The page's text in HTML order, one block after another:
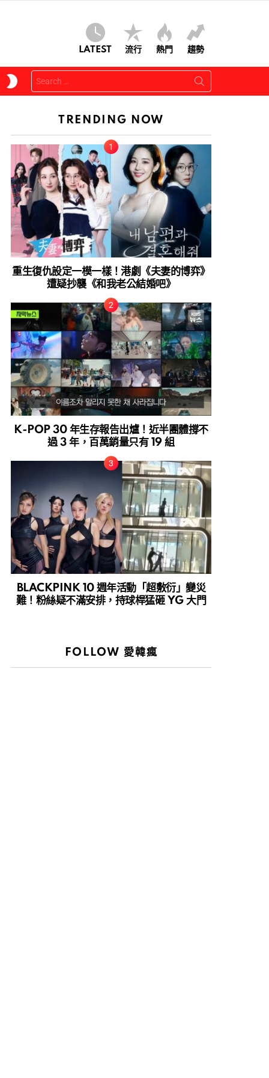
LATEST 流行 熱門 趨勢
SKIN
Search
for:
TRENDING NOW
重生復仇設定一模一樣！港劇《夫妻的博弈》
遭疑抄襲《和我老公結婚吧》
K-POP 30 年生存報告出爐！近半團體撐不
過 3 年，百萬銷量只有 19 組
BLACKPINK 10 週年活動「超敷衍」變災
難！粉絲疑不滿安排，持球桿猛砸 YG 大門
FOLLOW 愛韓瘋